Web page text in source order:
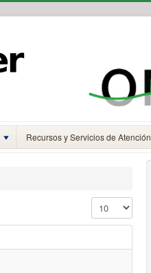
Recursos y Servicios de Atención
Mostrar #